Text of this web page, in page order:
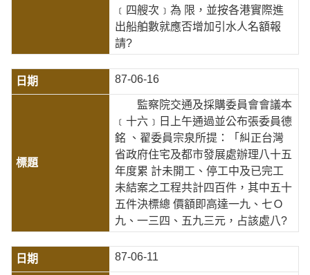
﹝四艘次﹞為 限，並按各港實際進
出船舶數就應否增加引水人名額報
請?
87-06-16
監察院交通及採購委員會會議本
﹝十六﹞日上午通過並公布張委員德
銘 、翟委員宗泉所提：「糾正台灣
省政府住宅及都市發展處辦理八十五
年度累 計未開工、停工中及已完工
未結案之工程共計四百件，其中五十
五件決標總 價額即高達一九、七Ｏ
九、一三四、五九三元，占該處八?
87-06-11